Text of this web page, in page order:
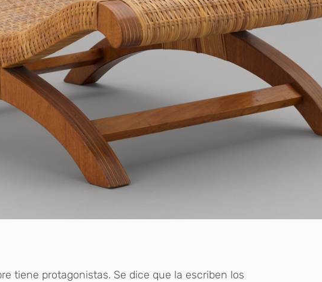
tiene protagonistas. Se dice que la escriben los